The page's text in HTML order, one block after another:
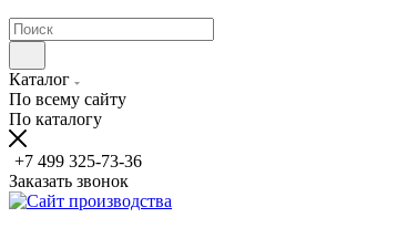
Каталог
По всему сайту
По каталогу
+7 499 325-73-36
Заказать звонок